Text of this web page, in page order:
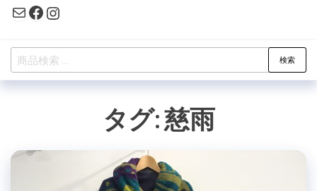
プ
MailFacebook
Instagram
検
索
検索
タグ:慈雨